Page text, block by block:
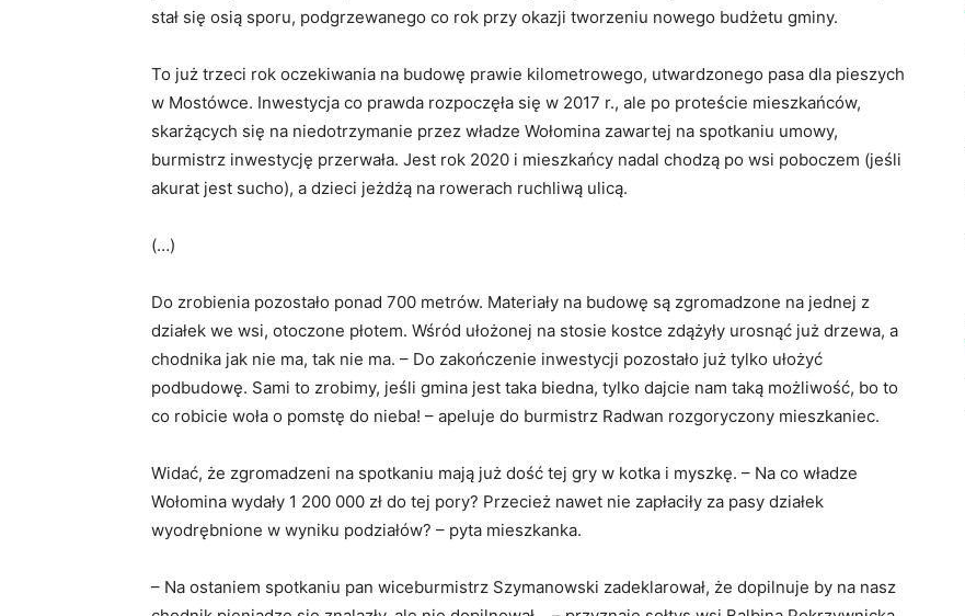
stał się osią sporu, podgrzewanego co rok przy okazji tworzeniu nowego budżetu gminy.
To już trzeci rok oczekiwania na budowę prawie kilometrowego, utwardzonego pasa dla pieszych
w Mostówce. Inwestycja co prawda rozpoczęła się w 2017 r., ale po proteście mieszkańców,
skarżących się na niedotrzymanie przez władze Wołomina zawartej na spotkaniu umowy,
burmistrz inwestycję przerwała. Jest rok 2020 i mieszkańcy nadal chodzą po wsi poboczem (jeśli
akurat jest sucho), a dzieci jeżdżą na rowerach ruchliwą ulicą.
(…)
Do zrobienia pozostało ponad 700 metrów. Materiały na budowę są zgromadzone na jednej z
działek we wsi, otoczone płotem. Wśród ułożonej na stosie kostce zdążyły urosnąć już drzewa, a
chodnika jak nie ma, tak nie ma. – Do zakończenie inwestycji pozostało już tylko ułożyć
podbudowę. Sami to zrobimy, jeśli gmina jest taka biedna, tylko dajcie nam taką możliwość, bo to
co robicie woła o pomstę do nieba! – apeluje do burmistrz Radwan rozgoryczony mieszkaniec.
Widać, że zgromadzeni na spotkaniu mają już dość tej gry w kotka i myszkę. – Na co władze
Wołomina wydały 1 200 000 zł do tej pory? Przecież nawet nie zapłaciły za pasy działek
wyodrębnione w wyniku podziałów? – pyta mieszkanka.
– Na ostaniem spotkaniu pan wiceburmistrz Szymanowski zadeklarował, że dopilnuje by na nasz